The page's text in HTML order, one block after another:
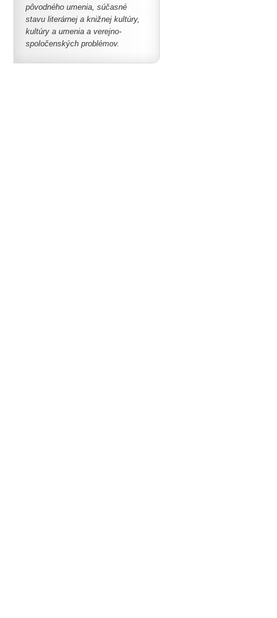
pôvodného umenia, súčasné
stavu literárnej a knižnej kultúry,
kultúry a umenia a verejno-
spoločenských problémov.